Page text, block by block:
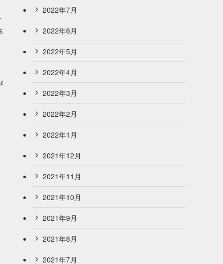
2022年7月
2022年6月
2022年5月
2022年4月
2022年3月
2022年2月
2022年1月
2021年12月
2021年11月
2021年10月
2021年9月
2021年8月
2021年7月